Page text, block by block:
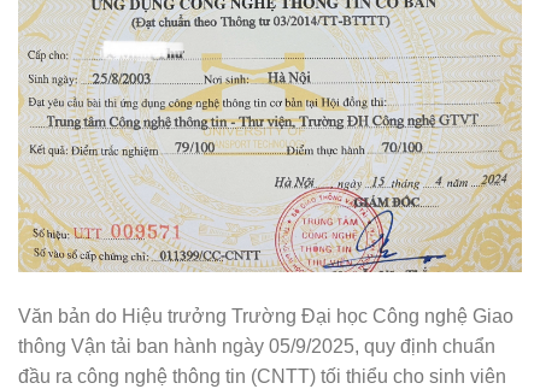
Văn bản do Hiệu trưởng Trường Đại học Công nghệ Giao
thông Vận tải ban hành ngày 05/9/2025, quy định chuẩn
đầu ra công nghệ thông tin (CNTT) tối thiểu cho sinh viên